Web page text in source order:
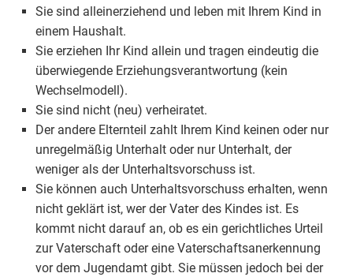
Sie sind alleinerziehend und leben mit Ihrem Kind in
einem Haushalt.
Sie erziehen Ihr Kind allein und tragen eindeutig die
überwiegende Erziehungsverantwortung (kein
Wechselmodell).
Sie sind nicht (neu) verheiratet.
Der andere Elternteil zahlt Ihrem Kind keinen oder nur
unregelmäßig Unterhalt oder nur Unterhalt, der
weniger als der Unterhaltsvorschuss ist.
Sie können auch Unterhaltsvorschuss erhalten, wenn
nicht geklärt ist, wer der Vater des Kindes ist. Es
kommt nicht darauf an, ob es ein gerichtliches Urteil
zur Vaterschaft oder eine Vaterschaftsanerkennung
vor dem Jugendamt gibt. Sie müssen jedoch bei der